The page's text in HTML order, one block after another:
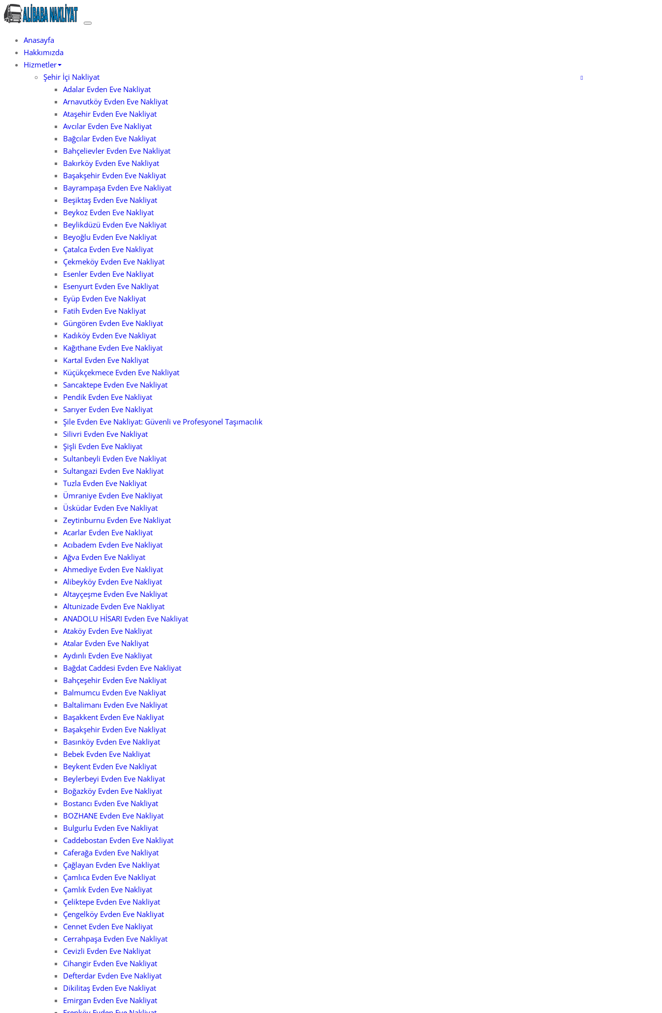
Skip
to
İstanbul Evden Eve Nakliyat
Anasayfa
Hakkımızda
Hizmetler
Şehir İçi Nakliyat
Adalar Evden Eve Nakliyat
Arnavutköy Evden Eve Nakliyat
Ataşehir Evden Eve Nakliyat
Avcılar Evden Eve Nakliyat
Bağcılar Evden Eve Nakliyat
Bahçelievler Evden Eve Nakliyat
Bakırköy Evden Eve Nakliyat
Başakşehir Evden Eve Nakliyat
Bayrampaşa Evden Eve Nakliyat
Beşiktaş Evden Eve Nakliyat
Beykoz Evden Eve Nakliyat
Beylikdüzü Evden Eve Nakliyat
Beyoğlu Evden Eve Nakliyat
Çatalca Evden Eve Nakliyat
Çekmeköy Evden Eve Nakliyat
Esenler Evden Eve Nakliyat
Esenyurt Evden Eve Nakliyat
Eyüp Evden Eve Nakliyat
Fatih Evden Eve Nakliyat
Güngören Evden Eve Nakliyat
Kadıköy Evden Eve Nakliyat
Kağıthane Evden Eve Nakliyat
Kartal Evden Eve Nakliyat
Küçükçekmece Evden Eve Nakliyat
Sancaktepe Evden Eve Nakliyat
Pendik Evden Eve Nakliyat
Sarıyer Evden Eve Nakliyat
Şile Evden Eve Nakliyat: Güvenli ve Profesyonel Taşımacılık
Silivri Evden Eve Nakliyat
Şişli Evden Eve Nakliyat
Sultanbeyli Evden Eve Nakliyat
Sultangazi Evden Eve Nakliyat
Tuzla Evden Eve Nakliyat
Ümraniye Evden Eve Nakliyat
Üsküdar Evden Eve Nakliyat
Zeytinburnu Evden Eve Nakliyat
Acarlar Evden Eve Nakliyat
Acıbadem Evden Eve Nakliyat
Ağva Evden Eve Nakliyat
Ahmediye Evden Eve Nakliyat
Alibeyköy Evden Eve Nakliyat
Altayçeşme Evden Eve Nakliyat
Altunizade Evden Eve Nakliyat
ANADOLU HİSARI Evden Eve Nakliyat
Ataköy Evden Eve Nakliyat
Atalar Evden Eve Nakliyat
Aydınlı Evden Eve Nakliyat
Bağdat Caddesi Evden Eve Nakliyat
Bahçeşehir Evden Eve Nakliyat
Balmumcu Evden Eve Nakliyat
Baltalimanı Evden Eve Nakliyat
Başakkent Evden Eve Nakliyat
Başakşehir Evden Eve Nakliyat
Basınköy Evden Eve Nakliyat
Bebek Evden Eve Nakliyat
Beykent Evden Eve Nakliyat
Beylerbeyi Evden Eve Nakliyat
Boğazköy Evden Eve Nakliyat
Bostancı Evden Eve Nakliyat
BOZHANE Evden Eve Nakliyat
Bulgurlu Evden Eve Nakliyat
Caddebostan Evden Eve Nakliyat
Caferağa Evden Eve Nakliyat
Çağlayan Evden Eve Nakliyat
Çamlıca Evden Eve Nakliyat
Çamlık Evden Eve Nakliyat
Çeliktepe Evden Eve Nakliyat
Çengelköy Evden Eve Nakliyat
Cennet Evden Eve Nakliyat
Cerrahpaşa Evden Eve Nakliyat
Cevizli Evden Eve Nakliyat
Cihangir Evden Eve Nakliyat
Defterdar Evden Eve Nakliyat
Dikilitaş Evden Eve Nakliyat
Emirgan Evden Eve Nakliyat